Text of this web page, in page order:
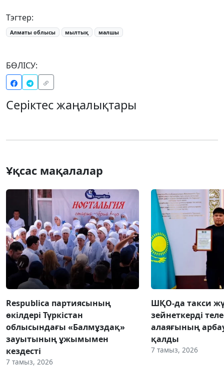
Тэгтер:
Алматы облысы мылтық малшы
БӨЛІСУ:
Серіктес жаңалықтары
Ұқсас мақалалар
Respublica партиясының
өкілдері Түркістан
облысындағы «Балмұздақ»
зауытының ұжымымен
кездесті
7 тамыз, 2026
ШҚО-да такси
зейнеткерді
алаяғының
қалды
7 тамыз, 2026